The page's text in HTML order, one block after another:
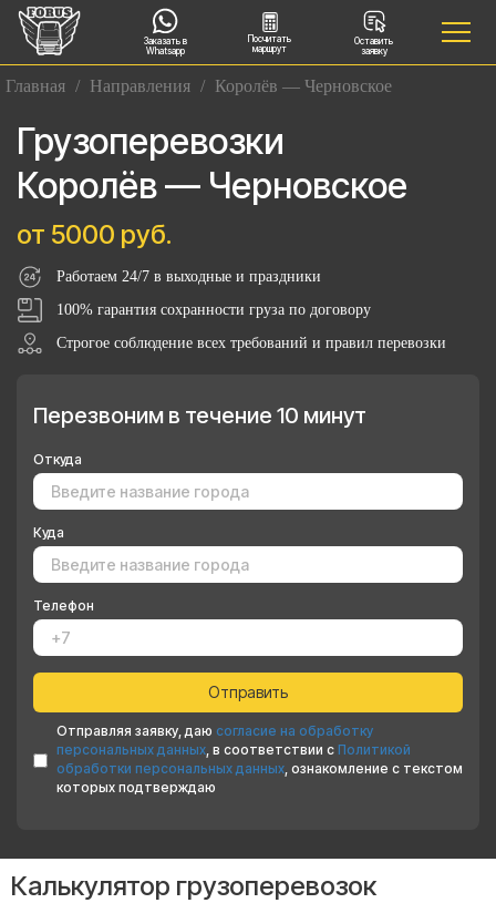
Заказать в
Whatsapp
Посчитать
маршрут
Оставить
заявку
Главная / Направления / Королёв — Черновское
Грузоперевозки
Королёв — Черновское
от 5000 руб.
Работаем 24/7 в выходные и праздники
100% гарантия сохранности груза по договору
Строгое соблюдение всех требований и правил перевозки
Перезвоним в течение 10 минут
Откуда
Куда
Телефон
Отправляя заявку, даю согласие на обработку
персональных данных, в соответствии с Политикой
обработки персональных данных, ознакомление с текстом
которых подтверждаю
Калькулятор грузоперевозок